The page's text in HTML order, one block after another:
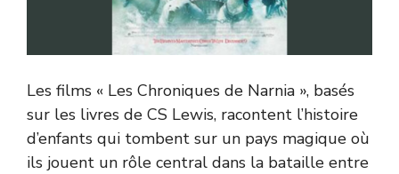
Les films « Les Chroniques de Narnia », basés
sur les livres de CS Lewis, racontent l’histoire
d’enfants qui tombent sur un pays magique où
ils jouent un rôle central dans la bataille entre